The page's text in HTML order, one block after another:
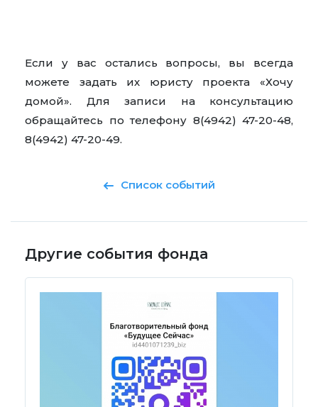
Если у вас остались вопросы, вы всегда
можете задать их юристу проекта «Хочу
домой». Для записи на консультацию
обращайтесь по телефону 8(4942) 47-20-48,
8(4942) 47-20-49.
Список событий
Другие события фонда